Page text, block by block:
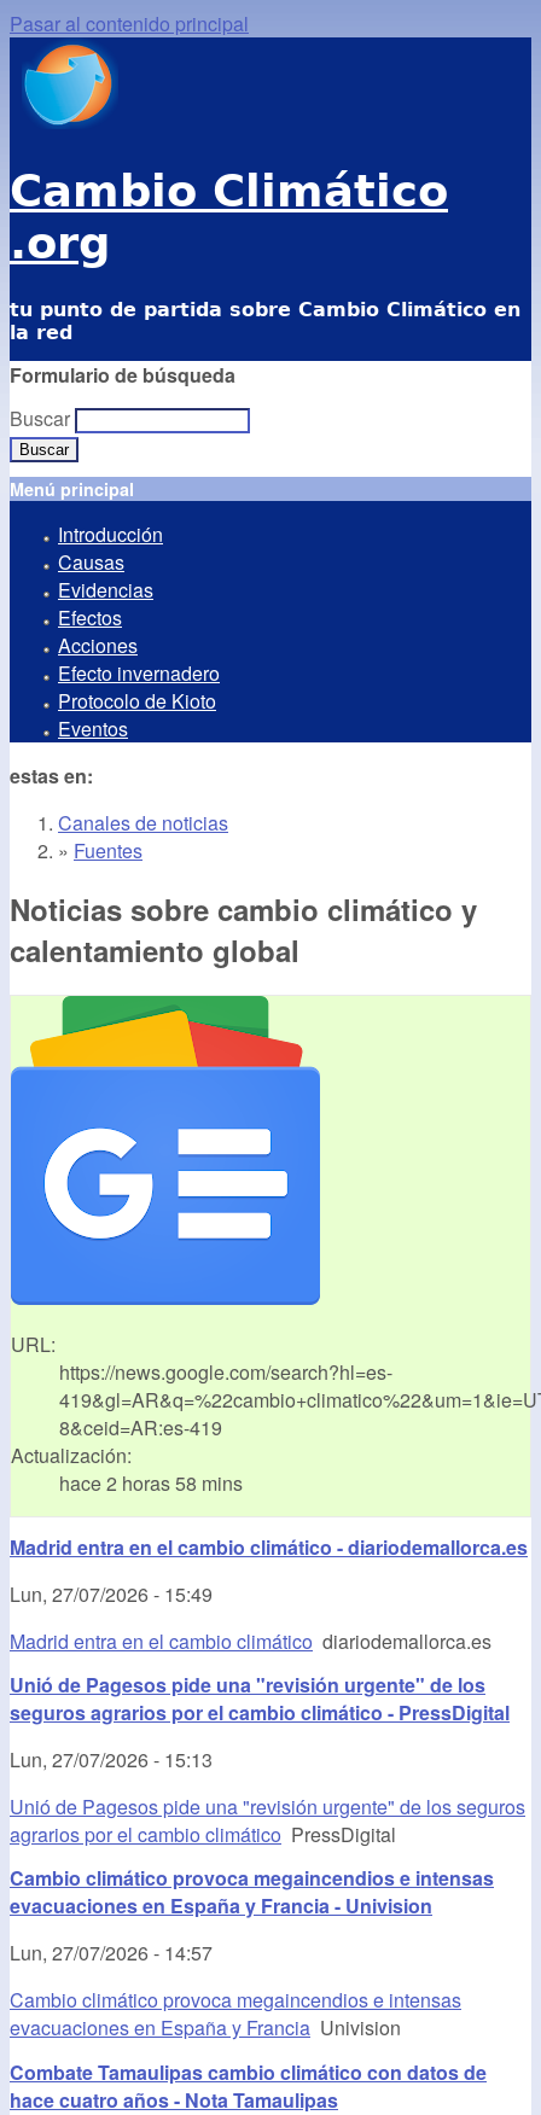
Pasar al contenido principal
Cambio Climático
.org
tu punto de partida sobre Cambio Climático en
la red
Formulario de búsqueda
Buscar
Menú principal
Introducción
Causas
Evidencias
Efectos
Acciones
Efecto invernadero
Protocolo de Kioto
Eventos
estas en:
Canales de noticias
» Fuentes
Noticias sobre cambio climático y
calentamiento global
URL:
https://news.google.com/search?hl=es-
8&ceid=AR:es-419
Actualización:
hace 2 horas 58 mins
Madrid entra en el cambio climático - diariodemallorca.es
Lun, 27/07/2026 - 15:49
Madrid entra en el cambio climático diariodemallorca.es
Unió de Pagesos pide una "revisión urgente" de los
seguros agrarios por el cambio climático - PressDigital
Lun, 27/07/2026 - 15:13
Unió de Pagesos pide una "revisión urgente" de los seguros
agrarios por el cambio climático PressDigital
Cambio climático provoca megaincendios e intensas
evacuaciones en España y Francia - Univision
Lun, 27/07/2026 - 14:57
Cambio climático provoca megaincendios e intensas
evacuaciones en España y Francia Univision
Combate Tamaulipas cambio climático con datos de
hace cuatro años - Nota Tamaulipas